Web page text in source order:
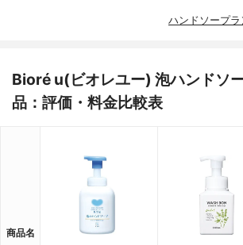
ハンドソープ
Bioré u(ビオレユー) 泡ハンドソ
品：評価・料金比較表
商品名